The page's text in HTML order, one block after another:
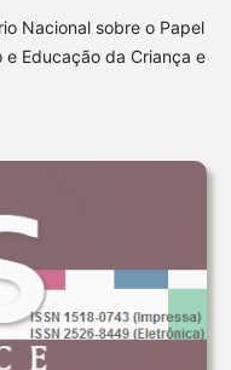
Nacional sobre o Papel
Educação da Criança e